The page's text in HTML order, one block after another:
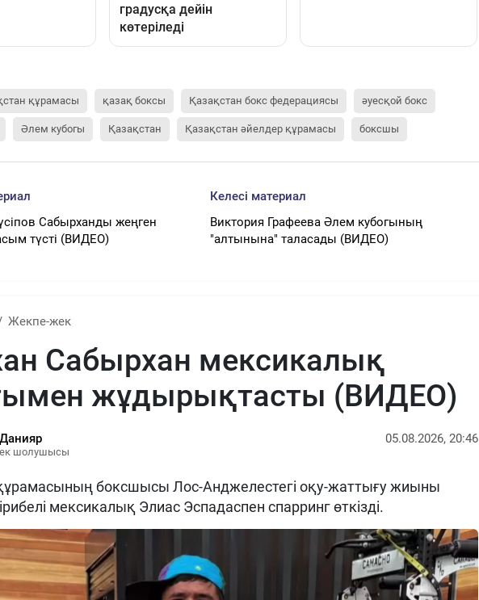
құрамасы қазақ боксы Қазақстан бокс федерациясы әуесқой бокс
Әлем кубогы Қазақстан Қазақстан әйелдер құрамасы боксшы
Сабырханды жеңген
түсті (ВИДЕО)
Келесі материал
Виктория Графеева Әлем кубогының
"алтынына" таласады (ВИДЕО)
Жекпе-жек
Сабырхан мексикалық
жұдырықтасты (ВИДЕО)
шолушысы
05.08.2026, 20:46
боксшысы Лос-Анджелестегі оқу-жаттығу жиыны
мексикалық Элиас Эспадаспен спарринг өткізді.